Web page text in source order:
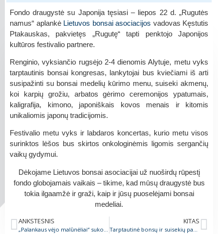
Fondo draugystė su Japonija tęsiasi – liepos 22 d. „Rugutės
namus“ aplankė Lietuvos bonsai asociacijos vadovas Kęstutis
Ptakauskas, pakvietęs „Rugutę“ tapti penktojo Japonijos
kultūros festivalio partnere.
Renginio, vyksiančio rugsėjo 2-4 dienomis Alytuje, metu vyks
tarptautinis bonsai kongresas, lankytojai bus kviečiami iš arti
susipažinti su bonsai medelių kūrimo menu, suiseki akmenų,
koi karpių grožiu, arbatos gėrimo ceremonijos ypatumais,
kaligrafija, kimono, japoniškais kovos menais ir kitomis
unikaliomis japonų tradicijomis.
Festivalio metu vyks ir labdaros koncertas, kurio metu visos
surinktos lėšos bus skirtos onkologinėmis ligomis sergančių
vaikų gydymui.
Dėkojame Lietuvos bonsai asociacijai už nuoširdų rūpestį
fondo globojamais vaikais – tikime, kad mūsų draugystė bus
tokia ilgaamžė ir graži, kaip ir jūsų puoselėjami bonsai
medeliai.
ANKSTESNIS
„Palankaus vėjo malūnėliai“ sukosi Balsių bendruomenės šventėje
KITAS
Tarptautinė bonsų ir suisekių paroda